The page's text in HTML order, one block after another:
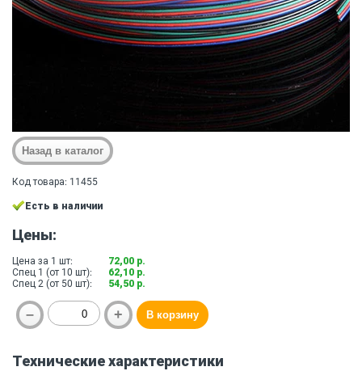
Код товара: 11455
Есть в наличии
Цены:
Цена за 1 шт:
72,00 р.
Спец 1 (от 10 шт):
62,10 р.
Спец 2 (от 50 шт):
54,50 р.
Технические характеристики